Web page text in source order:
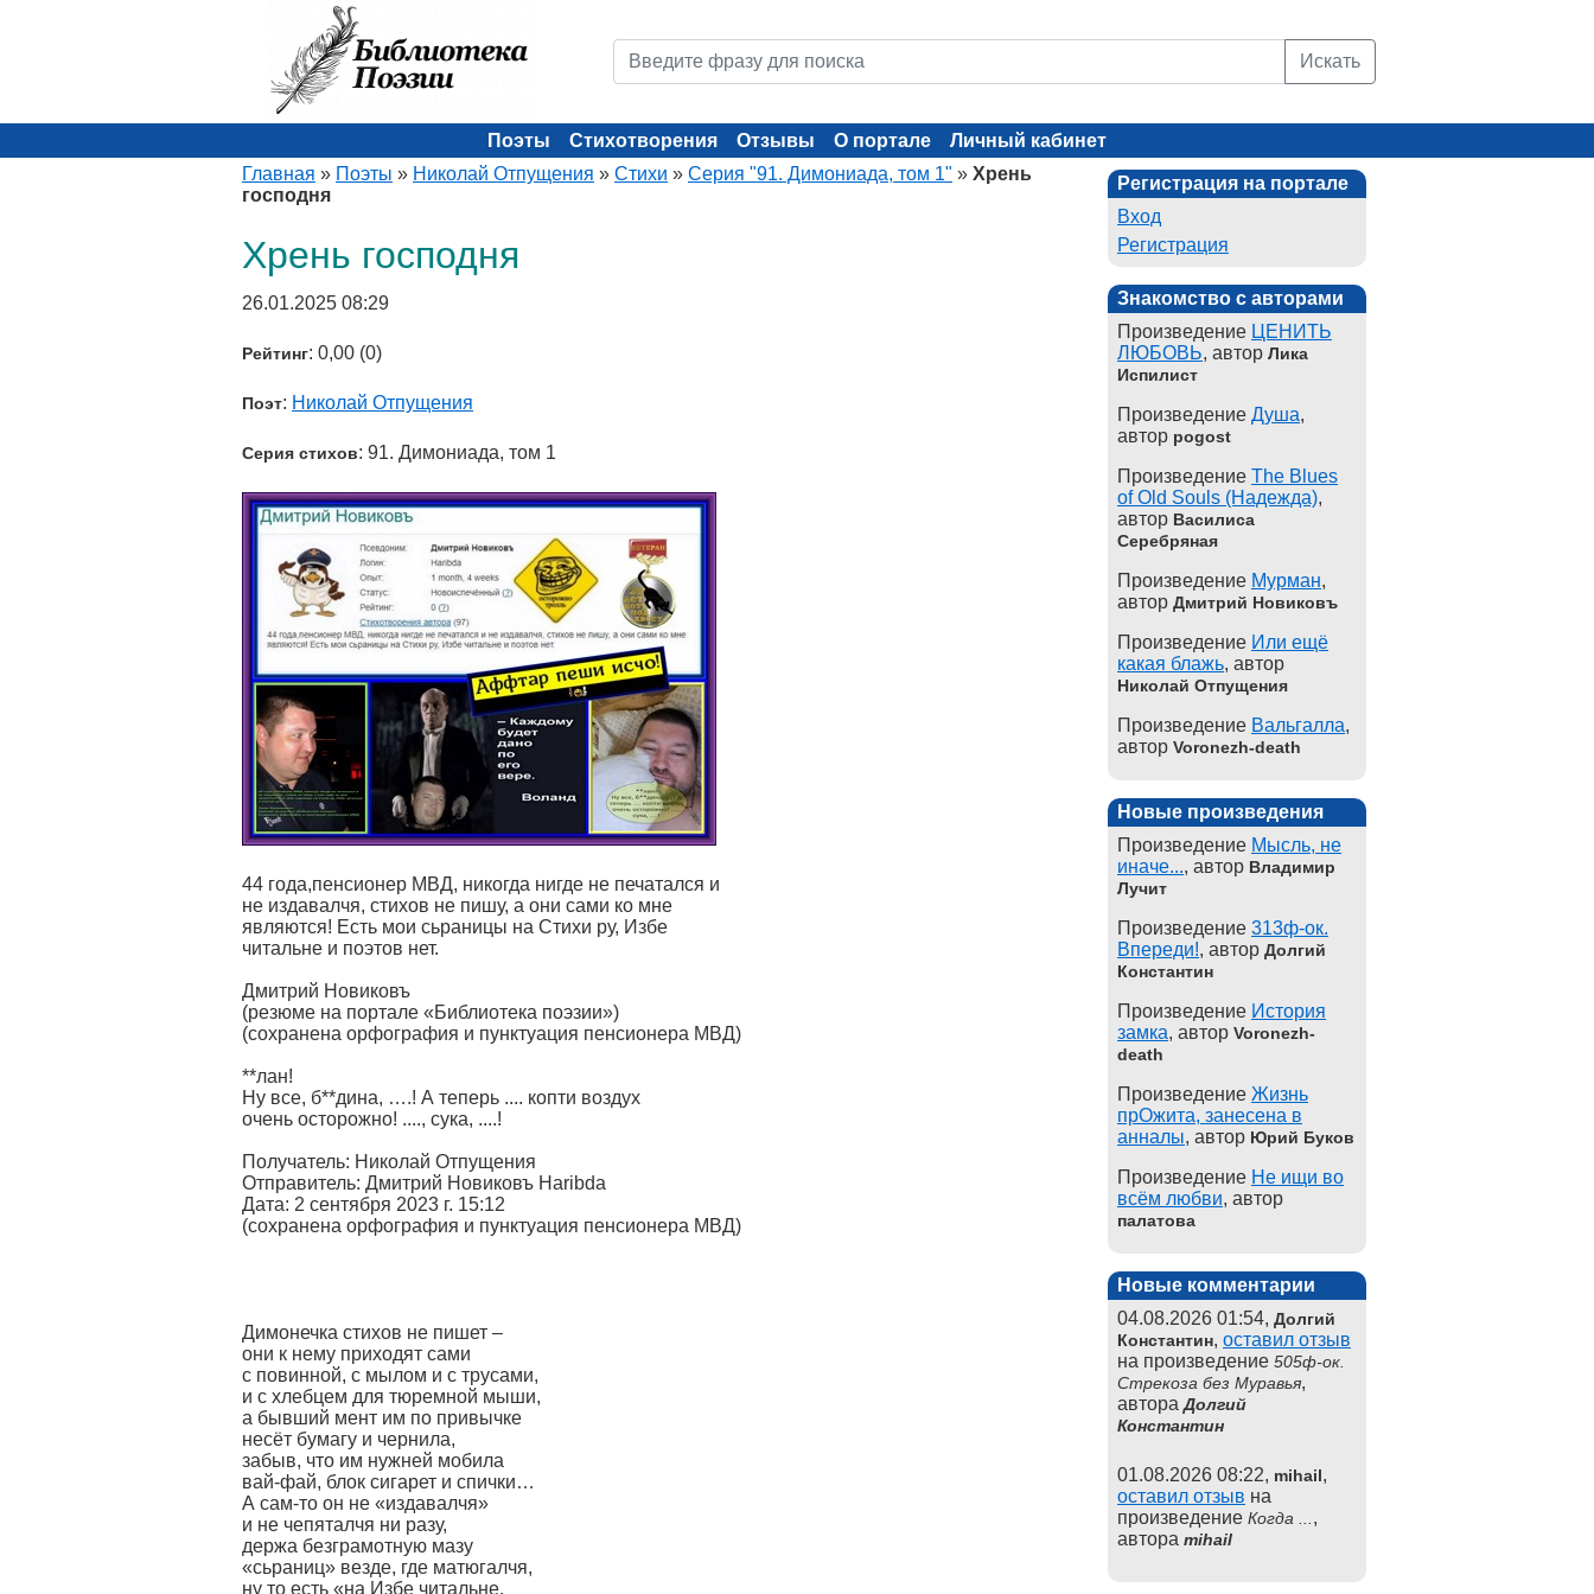
Искать
Поэты Стихотворения Отзывы О портале
Личный кабинет
Главная » Поэты » Николай Отпущения » Стихи » Серия "91. Димониада, том 1" » Хрень
господня
Хрень господня
26.01.2025 08:29
Рейтинг: 0,00 (0)
Поэт: Николай Отпущения
Серия стихов: 91. Димониада, том 1
44 года,пенсионер МВД, никогда нигде не печатался и
не издавалчя, стихов не пишу, а они сами ко мне
являются! Есть мои сьраницы на Стихи ру, Избе
читальне и поэтов нет.
Дмитрий Новиковъ
(резюме на портале «Библиотека поэзии»)
(сохранена орфография и пунктуация пенсионера МВД)
**лан!
Ну все, б**дина, ….! А теперь .... копти воздух
очень осторожно! ...., сука, ....!
Получатель: Николай Отпущения
Отправитель: Дмитрий Новиковъ Haribda
Дата: 2 сентября 2023 г. 15:12
(сохранена орфография и пунктуация пенсионера МВД)
Димонечка стихов не пишет –
они к нему приходят сами
с повинной, с мылом и с трусами,
и с хлебцем для тюремной мыши,
а бывший мент им по привычке
несёт бумагу и чернила,
забыв, что им нужней мобила
вай-фай, блок сигарет и спички…
А сам-то он не «издавалчя»
и не чепяталчя ни разу,
держа безграмотную мазу
«сьраниц» везде, где матюгалчя,
ну то есть «на Избе читальне,
Регистрация на портале
Вход
Регистрация
Знакомство с авторами
Произведение ЦЕНИТЬ
ЛЮБОВЬ, автор Лика
Испилист
Произведение Душа,
автор pogost
Произведение The Blues
of Old Souls (Надежда),
автор Василиса
Серебряная
Произведение Мурман,
автор Дмитрий Новиковъ
Произведение Или ещё
какая блажь, автор
Николай Отпущения
Произведение Вальгалла,
автор Voronezh-death
Новые произведения
Произведение Мысль, не
иначе..., автор Владимир
Лучит
Произведение 313ф-ок.
Впереди!, автор Долгий
Константин
Произведение История
замка, автор Voronezh-
death
Произведение Жизнь
прОжита, занесена в
анналы, автор Юрий Буков
Произведение Не ищи во
всём любви, автор
палатова
Новые комментарии
04.08.2026 01:54, Долгий
Константин, оставил отзыв
на произведение 505ф-ок.
Стрекоза без Муравья,
автораДолгий
Константин
01.08.2026 08:22, mihail,
оставил отзыв на
произведение Когда ... ,
автора mihail